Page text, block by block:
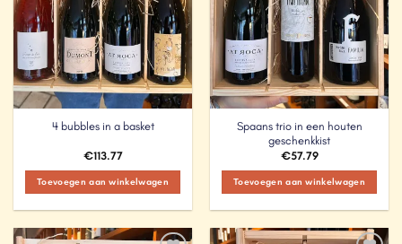
4 bubbles in a basket
€113.77
Toevoegen aan winkelwagen
Spaans trio in een houten
geschenkkist
€57.79
Toevoegen aan winkelwagen